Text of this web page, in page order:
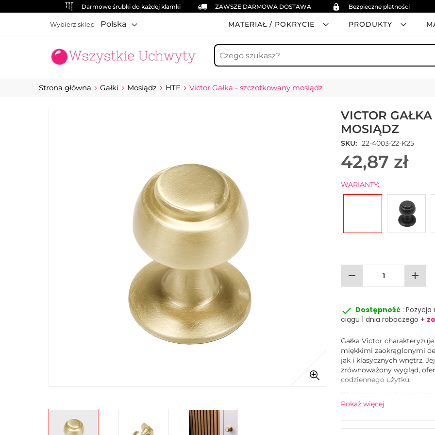
Darmowe śrubki do każdej klamki ZAWSZE DARMOWA DOSTAWA Bezpieczne płatności
MATERIAŁ / POKRYCIE PRODUKTY
Wybierz sklep Polska
Szukaj
Strona główna Gałki Mosiądz HTF Victor Gałka - szczotkowany mosiądz
VICTOR
MOSIĄDZ
SKU 22-4003-22-K25
42,87 zł
WARIANTY:
remove add
done Dostępność :
ciągu 1 dnia roboczego +
Gałka Victor
miękkimi zaokrąglonymi
jak i klasycznych wnętrz.
zrównoważony wygląd,
codziennego użytku.
czerni, stali nierdzewnej i
Pokaż więcej